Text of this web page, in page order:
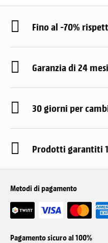
Fino al -70%
Garanzia di 24 mesi
30 giorni per
Prodotti garantiti
Metodi di pagamento
Pagamento sicuro al 100%